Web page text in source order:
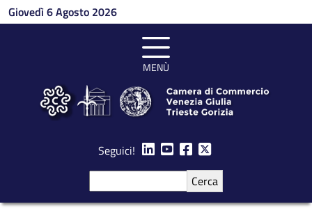
Salta al contenuto principale
Giovedì 6 Agosto 2026
MENÙ
Seguici!